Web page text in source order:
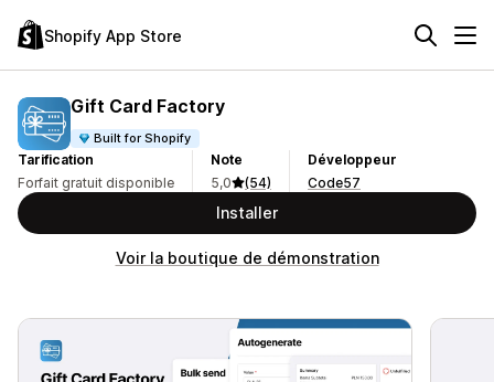
Shopify App Store
Gift Card Factory
Built for Shopify
Tarification
Forfait gratuit disponible
Note
5,0
(54)
Développeur
Code57
Installer
Voir la boutique de démonstration